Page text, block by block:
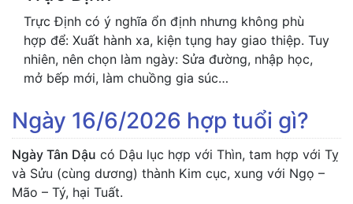
Trực Định có ý nghĩa ổn định nhưng không phù
hợp để: Xuất hành xa, kiện tụng hay giao thiệp. Tuy
nhiên, nên chọn làm ngày: Sửa đường, nhập học,
mở bếp mới, làm chuồng gia súc…
Ngày 16/6/2026 hợp tuổi gì?
Ngày Tân Dậu có Dậu lục hợp với Thìn, tam hợp với Tỵ
và Sửu (cùng dương) thành Kim cục, xung với Ngọ –
Mão – Tý, hại Tuất.